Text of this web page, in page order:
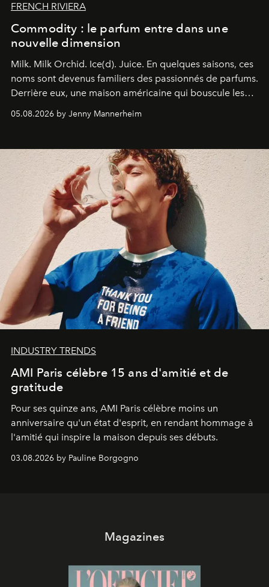
FRENCH RIVIERA
Commodity : le parfum entre dans une
nouvelle dimension
Milk. Milk Orchid. Ice(d). Juice. En quelques saisons, ces
noms sont devenus familiers des passionnés de parfums.
Derrière eux, une maison américaine qui bouscule les
codes de la parfumerie contemporaine en proposant
une approche aussi intuitive que personnelle :
05.08.2026 by Jenny Mannerheim
INDUSTRY TRENDS
AMI Paris célèbre 15 ans d'amitié et de
gratitude
Pour ses quinze ans, AMI Paris célèbre moins un
anniversaire qu'un état d'esprit, en rendant hommage à
l'amitié qui inspire la maison depuis ses débuts.
03.08.2026 by Pauline Borgogno
Magazines